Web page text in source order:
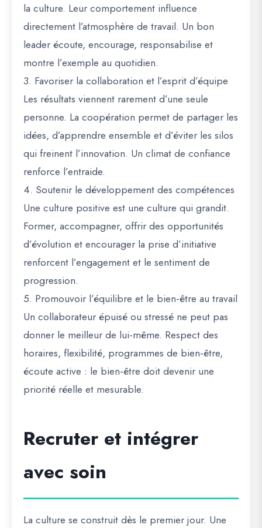
la culture. Leur comportement influence
directement l’atmosphère de travail. Un bon
leader écoute, encourage, responsabilise et
montre l’exemple au quotidien.
3. Favoriser la collaboration et l’esprit d’équipe
Les résultats viennent rarement d’une seule
personne. La coopération permet de partager les
idées, d’apprendre ensemble et d’éviter les silos
qui freinent l’innovation. Un climat de confiance
renforce l’entraide.
4. Soutenir le développement des compétences
Une culture positive est une culture qui grandit.
Former, accompagner, offrir des opportunités
d’évolution et encourager la prise d’initiative
renforcent l’engagement et le sentiment de
progression.
5. Promouvoir l’équilibre et le bien-être au travail
Un collaborateur épuisé ou stressé ne peut pas
donner le meilleur de lui-même. Respect des
horaires, flexibilité, programmes de bien-être,
écoute active : le bien-être doit devenir une
priorité réelle et mesurable.
Recruter et intégrer
avec soin
La culture se construit dès le premier jour. Une